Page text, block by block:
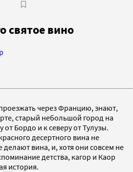
святое вино
через Францию, знают,
старый небольшой город на
от Бордо и к северу от Тулузы.
десертного вина не
делают вина, и, хотя они совсем не
детства, кагор и Каор
история.